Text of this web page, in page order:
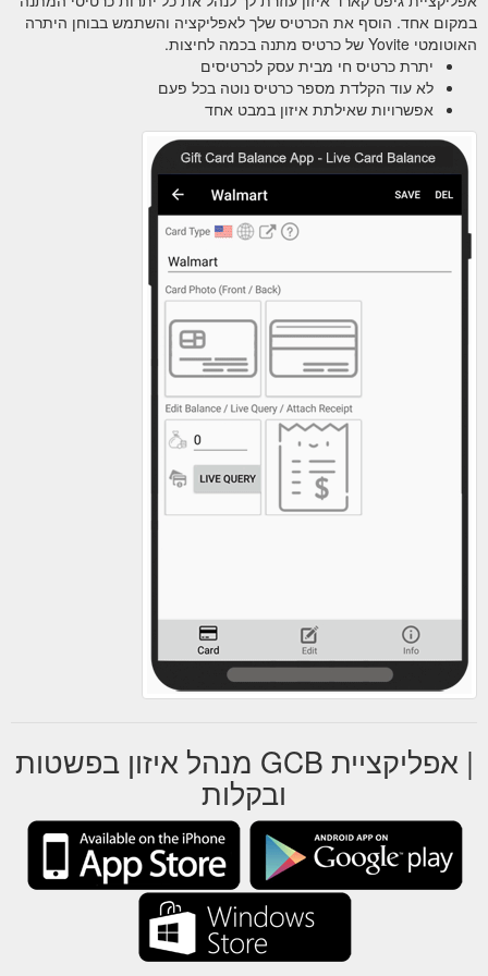
Fehmarn.html
Yovite Gastro Einzelhandel
Was Elektromärkte,
Parfümerien oder schwedische Möbelhäuser können,
kann die Gastronomie auch. Seien Sie dabei, wenn die
Restaurant Geschenkkarte, ...
de/gastro/gutscheinverkauf/einzelhandel.html
Gutschein Kühlungsborn
Der Gutschein wird Ihnen dann
bsw. per Post, E-Mail (PDF-Gutschein zum ausdrucken)
oder Fax zugesandt. Es ist sogar möglich den
Geschenkgutschein zusätzlich per SMS ausliefern zu
lassen. Wenn Sie den Gutschein als Geschenk haben
möchten können wir den Gutschein auf Wunsch auch
pünktlich zum Geburtstag, zur Hochzeit oder zu
Weihnachten zustellen. Geschenkideen. Geschenkidee
Hochzeit ...https://www.yovite.com/Gutschein-
K%fchlungsborn.html
Gutschein Schwerin
Sie können unsere Gutscheine
schnell und einfach online bestellen. Der Gutschein wird
Ihnen dann bsw. per Post, E-Mail (PDF-Gutschein zum
ausdrucken) oder Fax zugesandt. Es ist sogar möglich
den Geschenkgutschein zusätzlich per SMS ausliefern
Besondere und ausgefallene Geschenkideen.
Verschenken Sie online Geschenk-Gutscheine für über
1500 Restaurants bundesweit.
https://www.yovite.com/de/yovite/sogehts.html
ein Restaurant. Vielleicht waren Sie ja schon einmal
zum Essen in einem unserer Partner-Restaurants und
empfanden den Restaurantbesuch als äusserst
Empfehlenswert! Dann verschenken Sie doch einen
Restaurantgutschein für das Restaurant - und teilen
somit die positiven Erlebnisse mit Freunden,
Verwandten oder Geschäftspartnern.
https://www.yovite.com/Restaurants-aus-Berlin.html?
COOP=berlin_de
במקום אחד. הוסף את הכרטיס שלך לאפליקציה והשתמש בבוחן היתרה
האוטומטי Yovite של כרטיס מתנה בכמה לחיצות.
יתרת כרטיס חי מבית עסק לכרטיסים
לא עוד הקלדת מספר כרטיס נוטה בכל פעם
אפשרויות שאילתת איזון במבט אחד
| אפליקציית GCB מנהל איזון בפשטות
ובקלות